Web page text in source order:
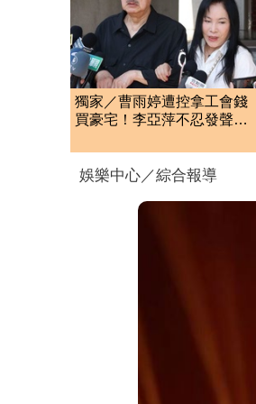
獨家／曹雨婷遭控拿工會錢
買豪宅！李亞萍不忍發聲：
娛樂中心／綜合報導